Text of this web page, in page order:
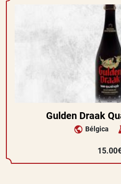
Gulden Draak
Bélgica